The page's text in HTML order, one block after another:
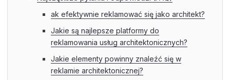
ak efektywnie reklamować się jako architekt?
Jakie są najlepsze platformy do
reklamowania usług architektonicznych?
Jakie elementy powinny znaleźć się w
reklamie architektonicznej?